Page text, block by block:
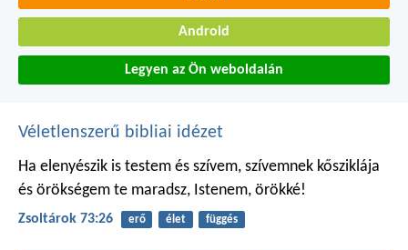
Android
Legyen az Ön weboldalán
Véletlenszerű bibliai idézet
Ha elenyészik is testem és szívem, szívemnek kősziklája
és örökségem te maradsz, Istenem, örökké!
Zsoltárok 73:26 erő élet függés